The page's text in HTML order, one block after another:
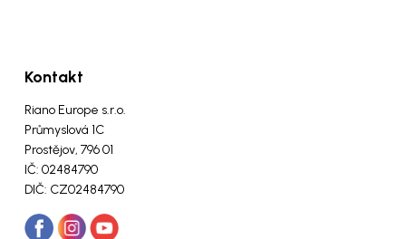
Kontakt
Riano Europe s.r.o.
Průmyslová 1C
Prostějov, 796 01
IČ: 02484790
DIČ: CZ02484790